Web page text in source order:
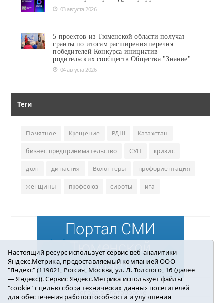
03 августа 2026
5 проектов из Тюменской области получат
гранты по итогам расширения перечня
победителей Конкурса инициатив
родительских сообществ Общества "Знание"
04 августа 2026
Теги
Памятное Крещение РДШ Казахстан
бизнес предпринимательство СУП кризис
долг династия Волонтёры профориентация
женщины профсоюз сироты ига
Погода в Ялуторовске
Настоящий ресурс использует сервис веб-аналитики
Яндекс.Метрика, предоставляемый компанией ООО
"Яндекс" (119021, Россия, Москва, ул. Л. Толстого, 16 (далее
— Яндекс)). Сервис Яндекс.Метрика использует файлы
"cookie" с целью сбора технических данных посетителей
для обеспечения работоспособности и улучшения